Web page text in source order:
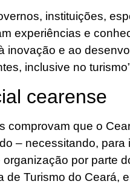
instituições,
experiências e
inovação e ao
inclusive no
cearense
comprovam que o
– necessitando,
organização por parte
de Turismo do Ceará,